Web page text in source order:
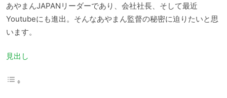
あやまんJAPANリーダーであり、会社社長、そして最近
Youtubeにも進出。そんなあやまん監督の秘密に迫りたいと思
います。
見出し